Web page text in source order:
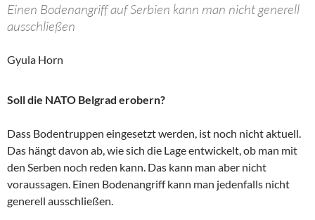
Einen Bodenangriff auf Serbien kann man nicht generell
ausschließen
Gyula Horn
Soll die NATO Belgrad erobern?
Dass Bodentruppen eingesetzt werden, ist noch nicht aktuell.
Das hängt davon ab, wie sich die Lage entwickelt, ob man mit
den Serben noch reden kann. Das kann man aber nicht
voraussagen. Einen Bodenangriff kann man jedenfalls nicht
generell ausschließen.